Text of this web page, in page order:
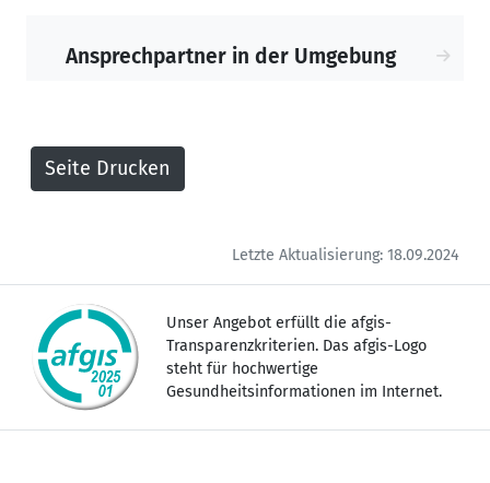
Ansprechpartner in der Umgebung
Letzte Aktualisierung: 18.09.2024
Unser Angebot erfüllt die afgis-
Transparenzkriterien. Das afgis-Logo
steht für hochwertige
Gesundheitsinformationen im Internet.